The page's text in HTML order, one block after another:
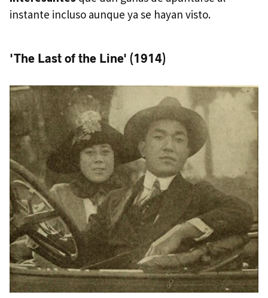
instante incluso aunque ya se hayan visto.
'The Last of the Line' (1914)